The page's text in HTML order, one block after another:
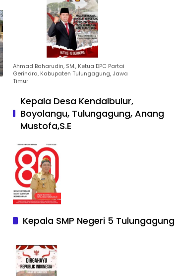
Ahmad Baharudin, SM., Ketua DPC Partai
Gerindra, Kabupaten Tulungagung, Jawa
Timur
Kepala Desa Kendalbulur,
Boyolangu, Tulungagung, Anang
Mustofa,S.E
Kepala SMP Negeri 5 Tulungagung